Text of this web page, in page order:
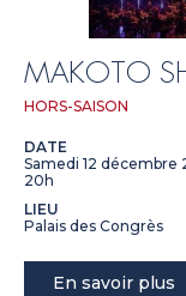
MAKOTO
HORS-SAISON
DATE
Samedi 12 décembre
20h
LIEU
Palais des Congrès
En savoir plus